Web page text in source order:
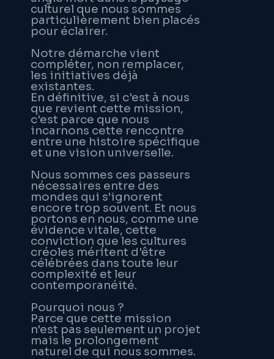
culturel que nous sommes
particulièrement bien placés
pour éclairer.
Notre démarche vient
compléter, non remplacer,
les initiatives déjà
existantes.
En définitive, si c'est à nous
que revient cette mission,
c'est parce que nous
incarnons cette rencontre
entre une histoire spécifique
et une vision universelle.
Nous sommes ces passeurs
nécessaires entre des
mondes qui s'ignorent
encore trop souvent. Et nous
portons en nous, comme une
évidence vitale, cette
conviction que les cultures
créoles méritent d'être
célébrées dans toute leur
complexité et leur
contemporanéité.
Pourquoi nous ?
Parce que cette mission
n'est pas seulement un projet
mais le prolongement
naturel de qui nous sommes.